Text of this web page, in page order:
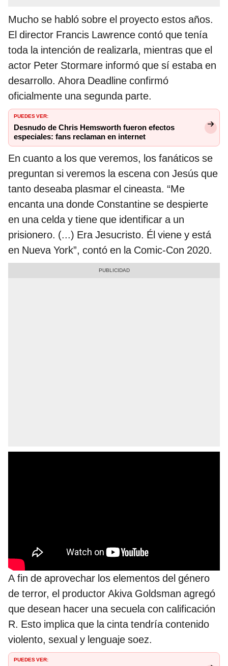
Mucho se habló sobre el proyecto estos años.
El director Francis Lawrence contó que tenía
toda la intención de realizarla, mientras que el
actor Peter Stormare informó que sí estaba en
desarrollo. Ahora Deadline confirmó
oficialmente una segunda parte.
PUEDES VER:
Desnudo de Chris Hemsworth fueron efectos
especiales: fans reclaman en internet
En cuanto a los que veremos, los fanáticos se
preguntan si veremos la escena con Jesús que
tanto deseaba plasmar el cineasta. “Me
encanta una donde Constantine se despierte
en una celda y tiene que identificar a un
prisionero. (...) Era Jesucristo. Él viene y está
en Nueva York”, contó en la Comic-Con 2020.
A fin de aprovechar los elementos del género
de terror, el productor Akiva Goldsman agregó
que desean hacer una secuela con calificación
R. Esto implica que la cinta tendría contenido
violento, sexual y lenguaje soez.
PUEDES VER: